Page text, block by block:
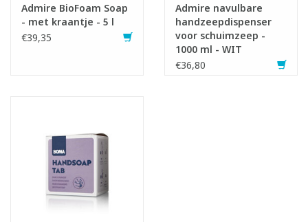
Admire BioFoam Soap
- met kraantje - 5 l
€39,35
Admire navulbare
handzeepdispenser
voor schuimzeep -
1000 ml - WIT
€36,80